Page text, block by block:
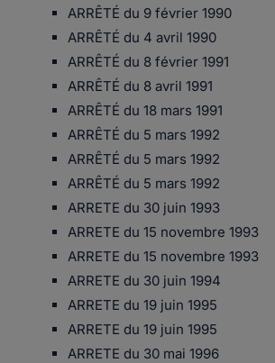
ARRÊTÉ du 9 février 1990
ARRÊTÉ du 4 avril 1990
ARRÊTÉ du 8 février 1991
ARRÊTÉ du 8 avril 1991
ARRÊTÉ du 18 mars 1991
ARRÊTÉ du 5 mars 1992
ARRÊTÉ du 5 mars 1992
ARRÊTÉ du 5 mars 1992
ARRETE du 30 juin 1993
ARRETE du 15 novembre 1993
ARRETE du 15 novembre 1993
ARRETE du 30 juin 1994
ARRETE du 19 juin 1995
ARRETE du 19 juin 1995
ARRETE du 30 mai 1996